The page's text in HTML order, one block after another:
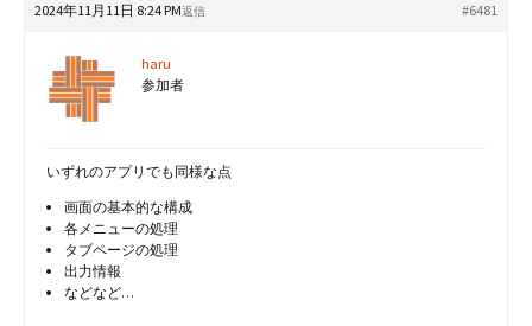
2024年11月11日 8:24 PM #6481
返信
haru
参加者
いずれのアプリでも同様な点
画面の基本的な構成
各メニューの処理
タブページの処理
出力情報
などなど…